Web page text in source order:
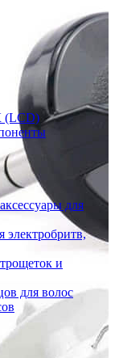
(LCD)
для
электробритв,
и
для волос